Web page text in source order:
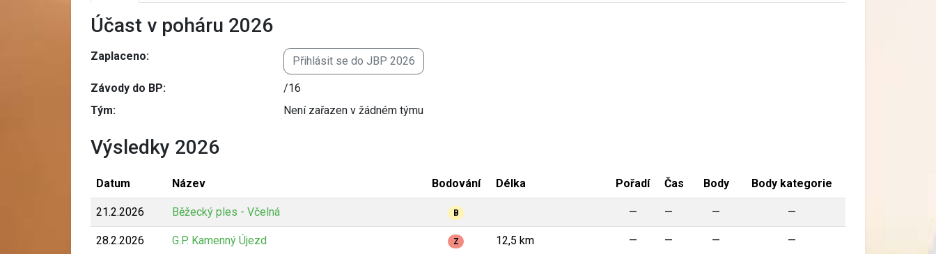
Účast v poháru 2026
Zaplaceno: Přihlásit se do JBP 2026
Závody do BP:
/16
Tým:
Není zařazen v žádném týmu
Výsledky 2026
Datum Název Bodování Délka Pořadí Čas Body Body kategorie
21.2.2026 Běžecký ples - Včelná B — — — —
28.2.2026 G.P. Kamenný Újezd Z 12,5 km — — — —